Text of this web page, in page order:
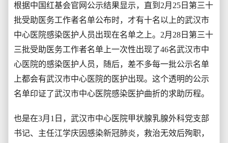
根据中国红基会官网公示结果显示，直到2月25日第三十
批受助医务工作者名单公布时，才有十名以上的武汉市
中心医院感染医护人员出现在名单之上。2月28日第三十
三批受助医务工作者名单上一次性出现了46名武汉市中
心医院的感染医护人员，随后，差不多每一批公示名单
上都会有武汉市中心医院的医护出现。这个透明的公示
名单印证了武汉市中心医院感染医护曲折的求助历程。
也是在3月1日，武汉市中心医院甲状腺乳腺外科党支部
书记、主任江学庆因感染新冠肺炎，救治无效后殉职，